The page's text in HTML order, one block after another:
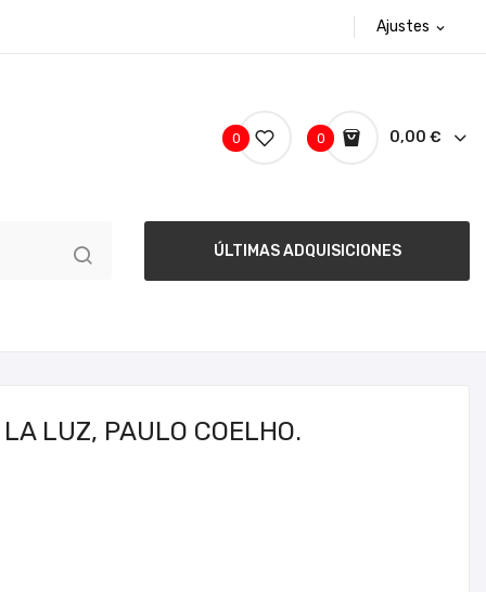
Ajustes expand_more
0 0,00 €
0
ÚLTIMAS ADQUISICIONES
LUZ, PAULO COELHO.